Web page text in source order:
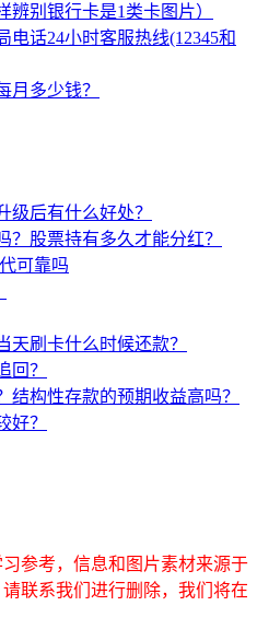
别银行卡是1类卡图片）
电话24小时客服热线(12345和
月多少钱？
级后有什么好处？
？股票持有多久才能分红？
可靠吗
天刷卡什么时候还款？
回？
结构性存款的预期收益高吗？
好？
参考，信息和图片素材来源于
联系我们进行删除，我们将在